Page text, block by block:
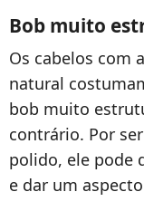
Bob muito
Os cabelos com
natural
bob muito
contrário. Por
polido, ele pode
e dar um